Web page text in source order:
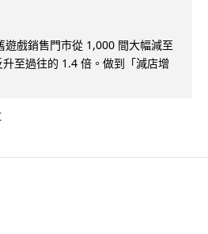
遊戲銷售門市從 1,000 間大幅減至
至過往的 1.4 倍。做到「減店增